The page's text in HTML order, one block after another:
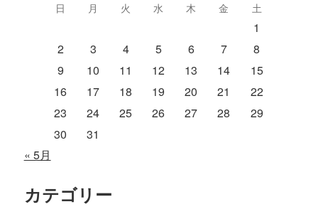
日 月 火 水 木 金 土
1
2
3 4 5 6 7
8
9
10 11 12 13 14
15
16
17 18 19 20 21
22
23
24 25 26 27 28
29
30
31
« 5月
カテゴリー